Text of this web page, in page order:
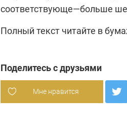
соответствующе—больше
Полный текст читайте в
Поделитесь с друзьями
Мне нравится